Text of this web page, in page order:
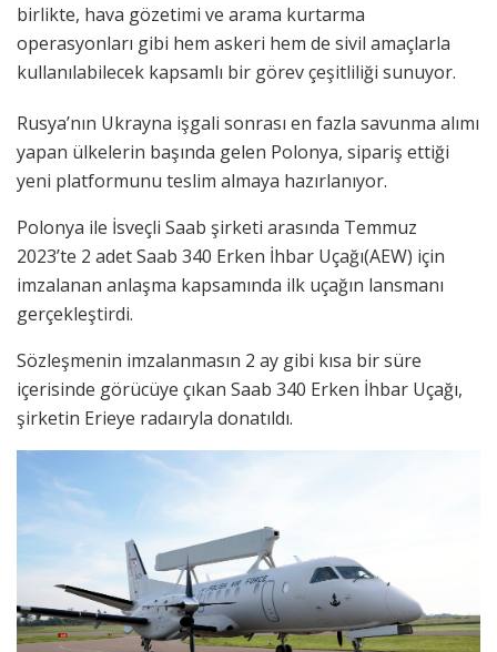
birlikte, hava gözetimi ve arama kurtarma
operasyonları gibi hem askeri hem de sivil amaçlarla
kullanılabilecek kapsamlı bir görev çeşitliliği sunuyor.
Rusya’nın Ukrayna işgali sonrası en fazla savunma alımı
yapan ülkelerin başında gelen Polonya, sipariş ettiği
yeni platformunu teslim almaya hazırlanıyor.
Polonya ile İsveçli Saab şirketi arasında Temmuz
2023’te 2 adet Saab 340 Erken İhbar Uçağı(AEW) için
imzalanan anlaşma kapsamında ilk uçağın lansmanı
gerçekleştirdi.
Sözleşmenin imzalanmasın 2 ay gibi kısa bir süre
içerisinde görücüye çıkan Saab 340 Erken İhbar Uçağı,
şirketin Erieye radaıryla donatıldı.